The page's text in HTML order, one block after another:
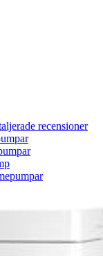
recensioner